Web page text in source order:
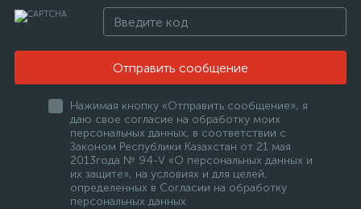
Отправить сообщение
Нажимая кнопку «Отправить сообщение», я
даю свое согласие на обработку моих
персональных данных, в соответствии с
Законом Республики Казахстан от 21 мая
2013года № 94-V «О персональных данных и
их защите», на условиях и для целей,
определенных в Согласии на обработку
персональных данных